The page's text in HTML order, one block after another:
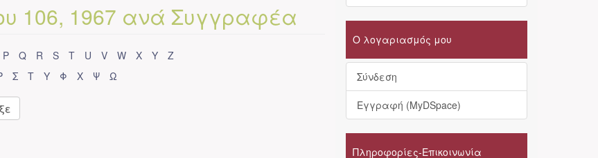
106, 1967 ανά Συγγραφέα
P Q R S T U V W X Y
Z
Σ Τ Υ Φ Χ Ψ Ω
Ο λογαριασμός μου
Σύνδεση
Εγγραφή (MyDSpace)
Πληροφορίες-Επικοινωνία